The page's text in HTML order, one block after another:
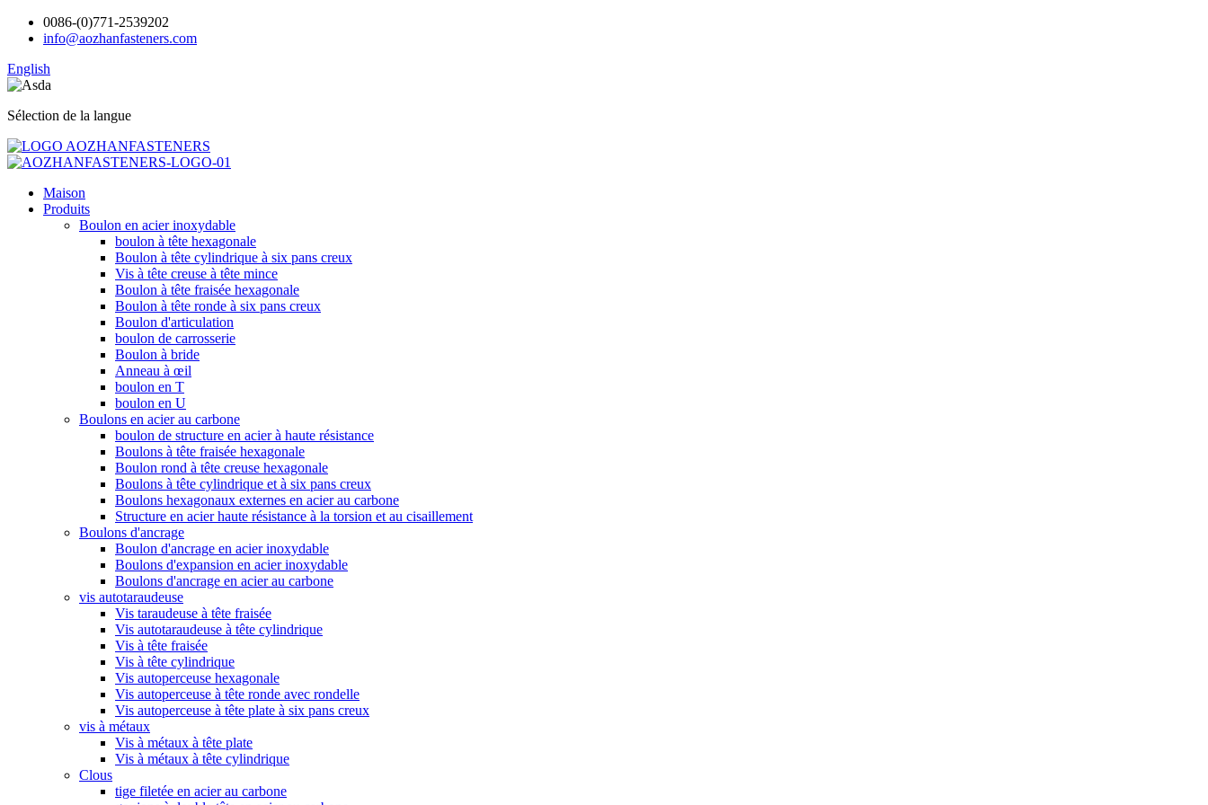
0086-(0)771-2539202
info@aozhanfasteners.com
English
Sélection de la langue
Maison
Produits
Boulon en acier inoxydable
boulon à tête hexagonale
Boulon à tête cylindrique à six pans creux
Vis à tête creuse à tête mince
Boulon à tête fraisée hexagonale
Boulon à tête ronde à six pans creux
Boulon d'articulation
boulon de carrosserie
Boulon à bride
Anneau à œil
boulon en T
boulon en U
Boulons en acier au carbone
boulon de structure en acier à haute résistance
Boulons à tête fraisée hexagonale
Boulon rond à tête creuse hexagonale
Boulons à tête cylindrique et à six pans creux
Boulons hexagonaux externes en acier au carbone
Structure en acier haute résistance à la torsion et au cisaillement
Boulons d'ancrage
Boulon d'ancrage en acier inoxydable
Boulons d'expansion en acier inoxydable
Boulons d'ancrage en acier au carbone
vis autotaraudeuse
Vis taraudeuse à tête fraisée
Vis autotaraudeuse à tête cylindrique
Vis à tête fraisée
Vis à tête cylindrique
Vis autoperceuse hexagonale
Vis autoperceuse à tête ronde avec rondelle
Vis autoperceuse à tête plate à six pans creux
vis à métaux
Vis à métaux à tête plate
Vis à métaux à tête cylindrique
Clous
tige filetée en acier au carbone